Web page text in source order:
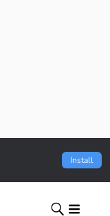
Install